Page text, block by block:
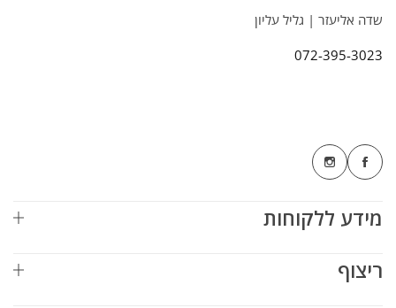
שדה אליעזר | גליל עליון
072-395-3023
מידע ללקוחות
ריצוף